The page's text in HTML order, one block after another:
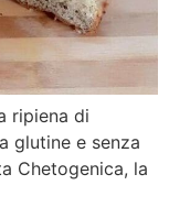
ripiena di
glutine e senza
Chetogenica, la